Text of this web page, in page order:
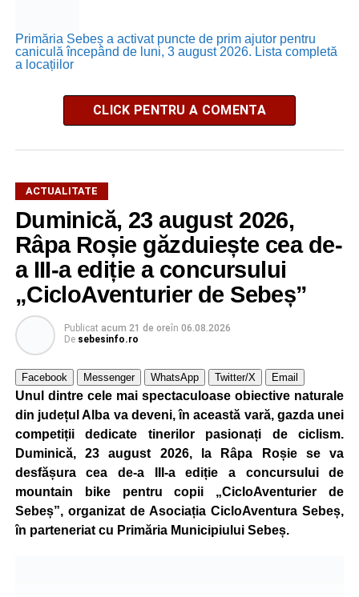
Primăria Sebeș a activat puncte de prim ajutor pentru
caniculă începând de luni, 3 august 2026. Lista completă
a locațiilor
CLICK PENTRU A COMENTA
ACTUALITATE
Duminică, 23 august 2026,
Râpa Roșie găzduiește cea de-
a III-a ediție a concursului
„CicloAventurier de Sebeș”
Publicat acum 21 de oreîn 06.08.2026
De sebesinfo.ro
Facebook Messenger WhatsApp Twitter/X Email
Unul dintre cele mai spectaculoase obiective naturale
din județul Alba va deveni, în această vară, gazda unei
competiții dedicate tinerilor pasionați de ciclism.
Duminică, 23 august 2026, la Râpa Roșie se va
desfășura cea de-a III-a ediție a concursului de
mountain bike pentru copii „CicloAventurier de
Sebeș”, organizat de Asociația CicloAventura Sebeș,
în parteneriat cu Primăria Municipiului Sebeș.